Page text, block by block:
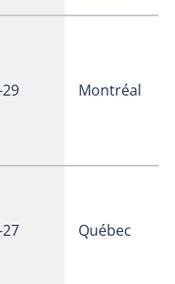
Montréal
Québec